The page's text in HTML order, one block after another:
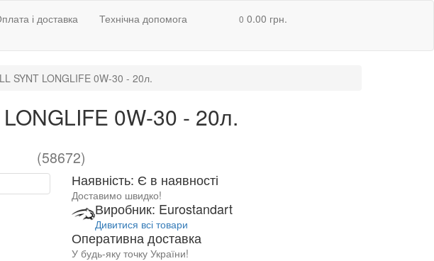
і доставка Технічна допомога 0 0.00 грн.
SYNT LONGLIFE 0W-30 - 20л.
0W-30 - 20л.
(58672)
Наявність: Є в наявності
Доставимо швидко!
Виробник: Eurostandart
Дивитися всі товари
Оперативна доставка
У будь-яку точку України!